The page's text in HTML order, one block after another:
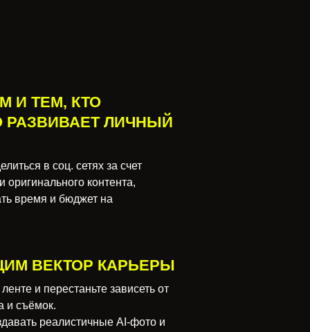
И ТЕМ, КТО
РАЗВИВАЕТ ЛИЧНЫЙ
в соц. сетях за счет
оригинального контента,
время и бюджет на
ВЕКТОР КАРЬЕРЫ
и перестаньте зависеть от
и съёмок.
реалистичные AI-фото и